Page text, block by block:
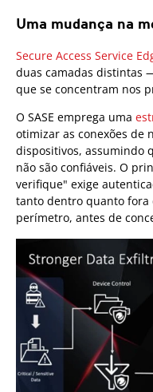
Uma mudança na
Secure Access Service
duas camadas distintas
que se concentram nos
O SASE emprega uma
otimizar as conexões de
dispositivos, assumindo
não são confiáveis. O
verifique" exige
tanto dentro quanto fora
perímetro, antes de